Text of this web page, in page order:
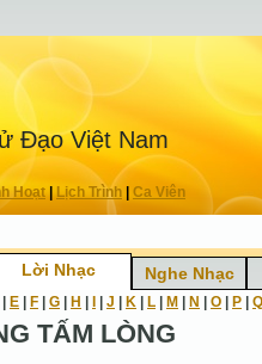
Ðạo Việt Nam
Hoạt| Lịch Trình Ca Viên
Lời Nhạc Nghe Nhạc
E F G H J K L M N O P Q
TẤM LÒNG